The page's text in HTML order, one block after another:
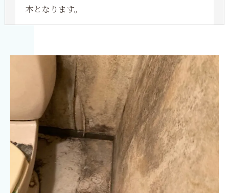
本となります。